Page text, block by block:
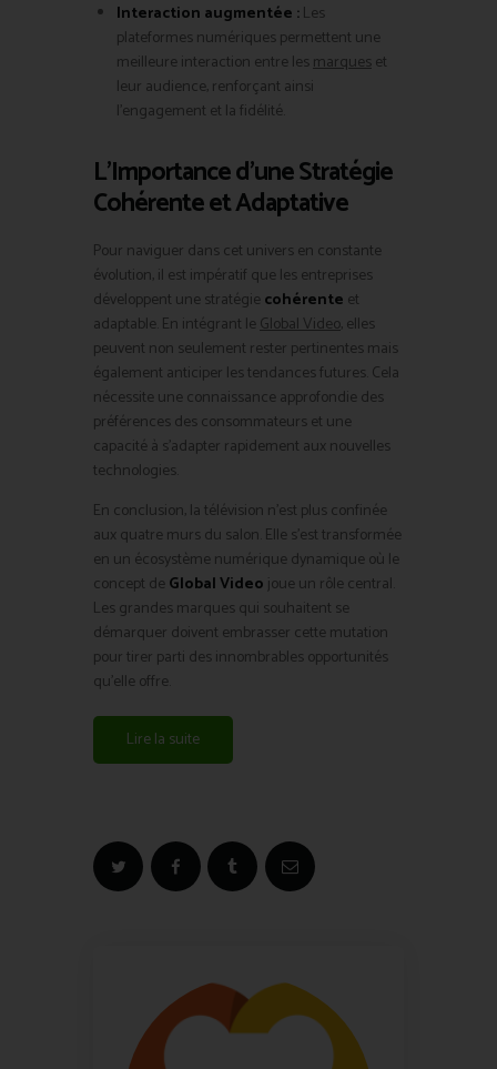
Interaction augmentée :Les
plateformes numériques permettent une
meilleure interaction entre lesmarqueset
leur audience, renforçant ainsi
l’engagement et la fidélité.
L’Importance d’une Stratégie
Cohérente et Adaptative
Pour naviguer dans cet univers en constante
évolution, il est impératif que les entreprises
développent une stratégie cohérente et
adaptable. En intégrant leGlobal Video, elles
peuvent non seulement rester pertinentes mais
également anticiper les tendances futures. Cela
nécessite une connaissance approfondie des
préférences des consommateurs et une
capacité à s’adapter rapidement aux nouvelles
technologies.
En conclusion, la télévision n’est plus confinée
aux quatre murs du salon. Elle s’est transformée
en un écosystème numérique dynamique où le
concept de Global Video joue un rôle central.
Les grandes marques qui souhaitent se
démarquer doivent embrasser cette mutation
pour tirer parti des innombrables opportunités
qu’elle offre.
Lire la suite